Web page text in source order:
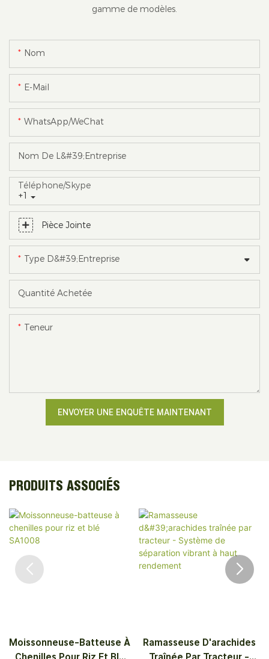
gamme de modèles.
Nom
E-Mail
WhatsApp/WeChat
Nom De L&#39;entreprise
+1
Téléphone/skype
Pièce Jointe
Type D&#39;entreprise
Quantité Achetée
Teneur
ENVOYER UNE ENQUÊTE MAINTENANT
PRODUITS ASSOCIÉS
Moissonneuse-Batteuse À
Ramasseuse D'arachides